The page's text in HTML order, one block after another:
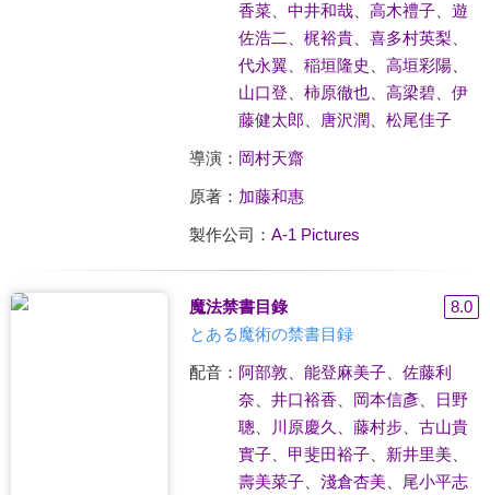
香菜、 中井和哉、 高木禮子、 遊
佐浩二
梶裕貴、 喜多村英梨
代永翼
稲垣隆史 高垣彩陽、
山口登
柿原徹也、 高梁碧、 伊
藤健太郎
唐沢潤 松尾佳子
導演： 岡村天齋
原著： 加藤和惠
製作公司： A-1 Pictures
魔法禁書目錄
8.0
とある魔術の禁書目録
配音： 阿部敦 能登麻美子、 佐藤利
奈
井口裕香 岡本信彥、
日野
聰
川原慶久 藤村步、 古山貴
實子、 甲斐田裕子、 新井里美、
壽美菜子、 淺倉杏美、
尾小平志